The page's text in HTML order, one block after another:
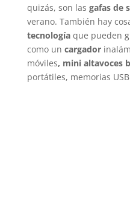
quizás, son las gafas de
verano. También hay
tecnologíaque pueden
como un cargador
móviles, mini altavoces
portátiles, memorias